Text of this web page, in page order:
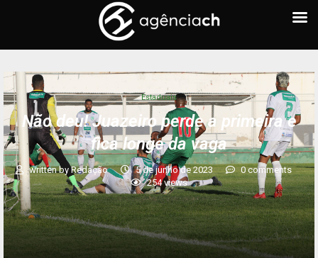
Estaduais
Não deu! Juazeiro perde a primeira e
fica longe da vaga
written byRedação 5 de junho de 2023
0 comments
254views